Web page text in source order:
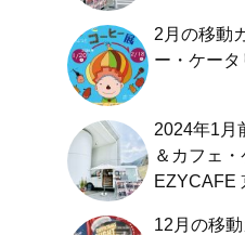
2月の移動
ー・ケータ
2024年1月
＆カフェ・
EZYCAFE
12月の移